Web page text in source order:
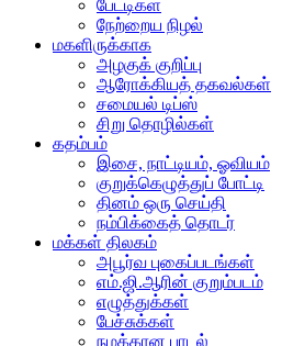
பேட்டிகள்
நேற்றைய நிழல்
மகளிருக்காக
அழகுக் குறிப்பு
ஆரோக்கியத் தகவல்கள்
சமையல் டிப்ஸ்
சிறு தொழில்கள்
கதம்பம்
இசை, நாட்டியம், ஓவியம்
குறுக்கெழுத்துப் போட்டி
தினம் ஒரு செய்தி
நம்பிக்கைத் தொடர்
மக்கள் திலகம்
அபூர்வ புகைப்படங்கள்
எம்.ஜி.ஆரின் குறும்படம்
எழுத்துக்கள்
பேச்சுக்கள்
நமக்கான பாடல்